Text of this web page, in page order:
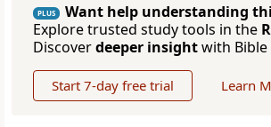
PLUS
Want help understanding
Explore trusted study tools in the
Discoverdeeper insightwith Bible
Start 7-day free trial Learn